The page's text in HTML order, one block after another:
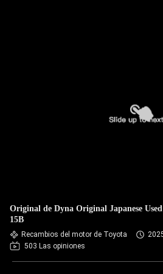
Original de Dyna Original Japanese
15B
Recambios del motor de Toyota
503 Las opiniones